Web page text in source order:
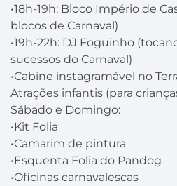
•18h-19h: Bloco Império de
blocos de Carnaval)
•19h-22h: DJ Foguinho
sucessos do Carnaval)
•Cabine instagramável no
Atrações infantis (para
Sábado e Domingo:
•Kit Folia
•Camarim de pintura
•Esquenta Folia do Pandog
•Oficinas carnavalescas